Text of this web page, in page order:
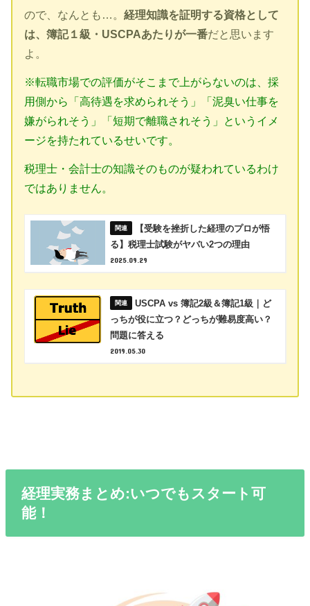
ので、なんとも…。経理知識を証明する資格として
は、簿記１級・USCPAあたりが一番だと思います
よ。
※転職市場での評価がそこまで上がらないのは、採
用側から「高待遇を求められそう」「泥臭い仕事を
嫌がられそう」「短期で離職されそう」というイメ
ージを持たれているせいです。
税理士・会計士の知識そのものが疑われているわけ
ではありません。
【受験を挫折した経理のプロが悟
る】税理士試験がヤバい2つの理由
2025.09.29
USCPA vs 簿記2級＆簿記1級｜ど
っちが役に立つ？どっちが難易度高い？
問題に答える
2019.05.30
経理実務まとめ:いつでもスタート可
能！